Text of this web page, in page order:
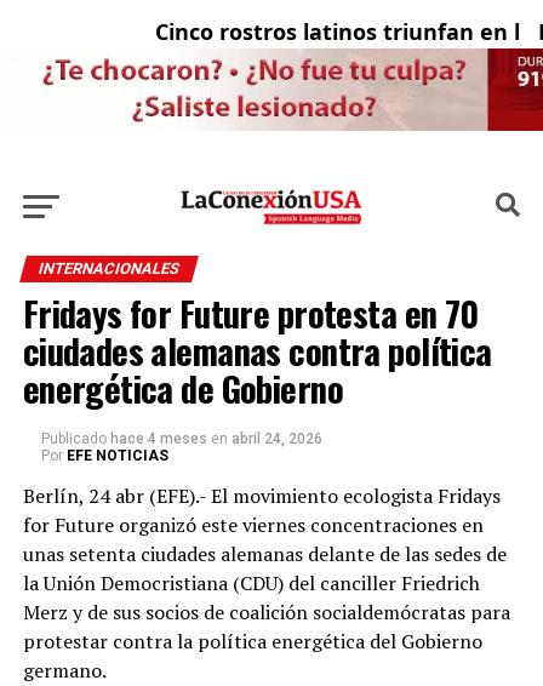
Cinco rostros latinos triunfan en laEl
INTERNACIONALES
Fridays for Future protesta en 70
ciudades alemanas contra política
energética de Gobierno
Publicado hace 4 meses en abril 24, 2026
Por EFE NOTICIAS
Berlín, 24 abr (EFE).- El movimiento ecologista Fridays
for Future organizó este viernes concentraciones en
unas setenta ciudades alemanas delante de las sedes de
la Unión Democristiana (CDU) del canciller Friedrich
Merz y de sus socios de coalición socialdemócratas para
protestar contra la política energética del Gobierno
germano.